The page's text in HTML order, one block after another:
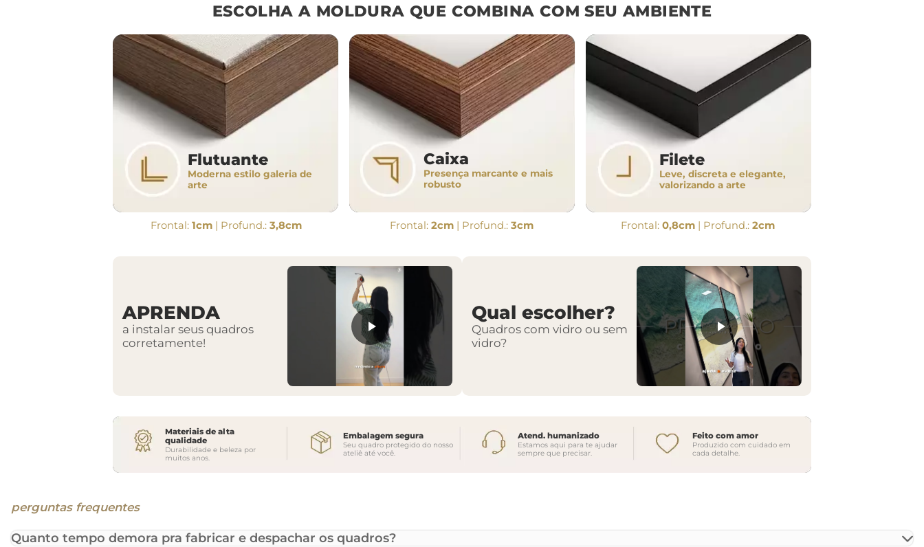
ESCOLHA A MOLDURA QUE COMBINA COM SEU AMBIENTE
Flutuante
Moderna estilo galeria de
arte
Frontal: 1cm| Profund.: 3,8cm
Caixa
Presença marcante e mais
robusto
Frontal:2cm | Profund.:3cm
Filete
Leve, discreta e elegante,
valorizando a arte
Frontal:0,8cm | Profund.:2cm
APRENDA
a instalar seus quadros
corretamente!
Qual escolher?
Quadros com vidro ou sem
vidro?
Materiais de alta
qualidade
Durabilidade e beleza por
muitos anos.
Embalagem segura
Seu quadro protegido do nosso
ateliê até você.
Atend. humanizado
Estamos aqui para te ajudar
sempre que precisar.
Feito com amor
Produzido com cuidado em
cada detalhe.
perguntas frequentes
Quanto tempo demora pra fabricar e despachar os quadros?